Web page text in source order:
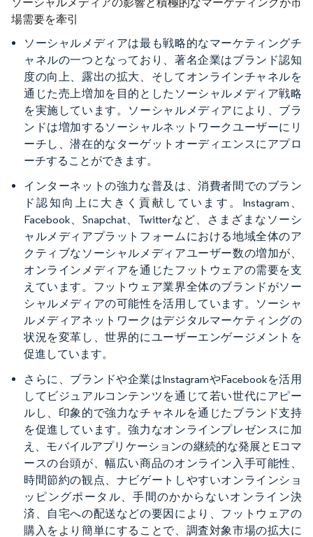
場需要を牽引
ソーシャルメディアは最も戦略的なマーケティングチ
ャネルの一つとなっており、著名企業はブランド認知
度の向上、露出の拡大、そしてオンラインチャネルを
通じた売上増加を目的としたソーシャルメディア戦略
を実施しています。ソーシャルメディアにより、ブラ
ンドは増加するソーシャルネットワークユーザーにリ
ーチし、潜在的なターゲットオーディエンスにアプロ
ーチすることができます。
インターネットの強力な普及は、消費者間でのブラン
ド認知向上に大きく貢献しています。Instagram、
Facebook、Snapchat、Twitterなど、さまざまなソーシ
ャルメディアプラットフォームにおける地域全体のア
クティブなソーシャルメディアユーザー数の増加が、
オンラインメディアを通じたフットウェアの需要を支
えています。フットウェア業界全体のブランドがソー
シャルメディアの可能性を活用しています。ソーシャ
ルメディアネットワークはデジタルマーケティングの
状況を変革し、世界的にユーザーエンゲージメントを
促進しています。
さらに、ブランドや企業はInstagramやFacebookを活用
してビジュアルコンテンツを通じて若い世代にアピー
ルし、印象的で強力なチャネルを通じたブランド支持
を促進しています。強力なオンラインプレゼンスに加
え、モバイルアプリケーションの継続的な発展とEコマ
ースの台頭が、幅広い商品のオンライン入手可能性、
時間節約の観点、ナビゲートしやすいオンラインショ
ッピングポータル、手間のかからないオンライン決
済、自宅への配送などの要因により、フットウェアの
購入をより簡単にすることで、調査対象市場の拡大に